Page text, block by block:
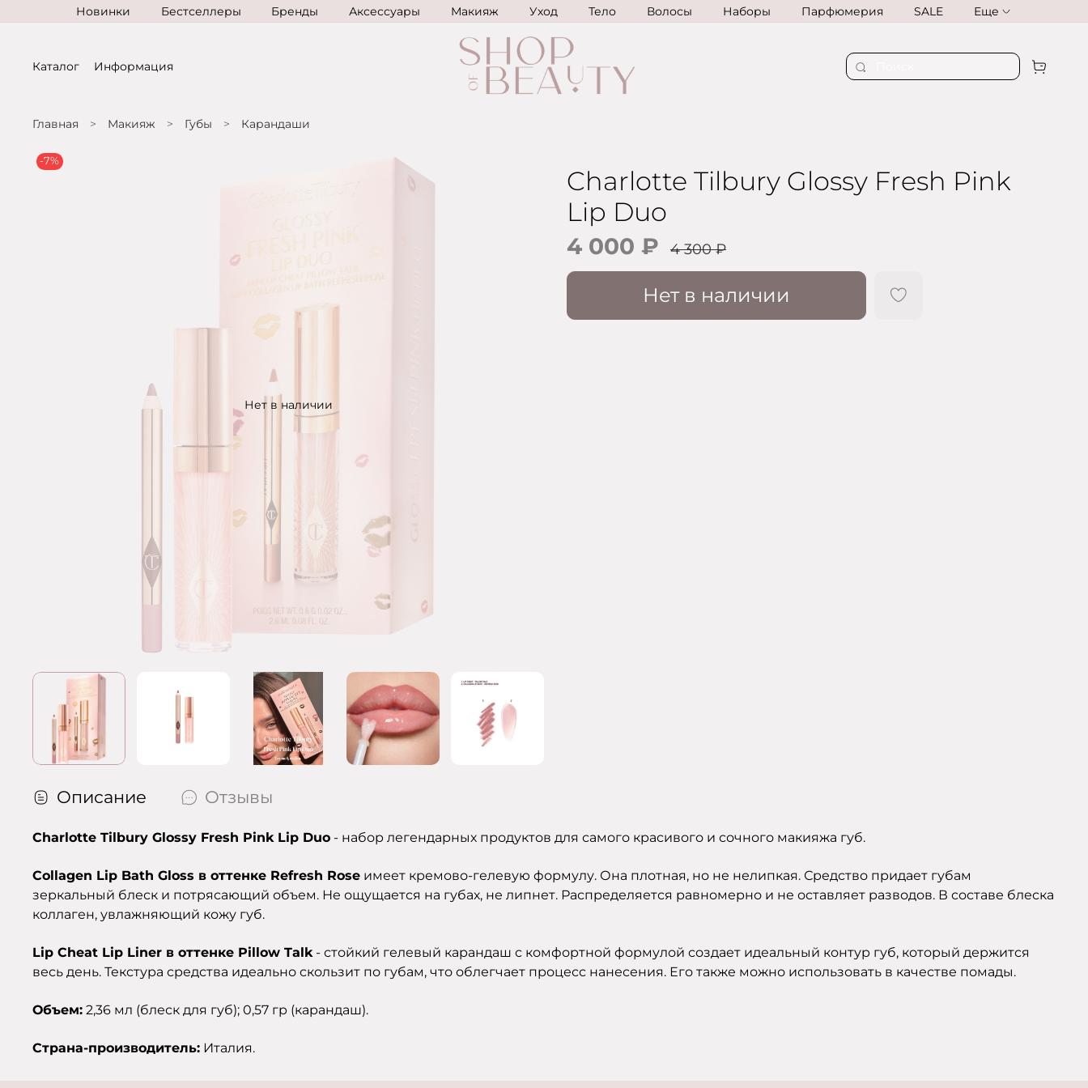
Новинки Бестселлеры Бренды Аксессуары Макияж Уход Тело Волосы Наборы Парфюмерия SALE Еще
Каталог Информация
Главная Макияж Губы Карандаши
Нет в наличии
-7%
Charlotte Tilbury Glossy Fresh Pink
Lip Duo
4 000 ₽ 4 300 ₽
Нет в наличии
Описание Отзывы
Charlotte Tilbury Glossy Fresh Pink Lip Duo - набор легендарных продуктов для самого красивого и сочного макияжа губ.
Collagen Lip Bath Gloss в оттенке Refresh Rose имеет кремово-гелевую формулу. Она плотная, но не нелипкая. Средство придает губам
зеркальный блеск и потрясающий объем. Не ощущается на губах, не липнет. Распределяется равномерно и не оставляет разводов. В составе блеска
коллаген, увлажняющий кожу губ.
Lip Cheat Lip Liner в оттенке Pillow Talk- стойкий гелевый карандаш с комфортной формулой создает идеальный контур губ, который держится
весь день. Текстура средства идеально скользит по губам, что облегчает процесс нанесения. Его также можно использовать в качестве помады.
Объем: 2,36 мл (блеск для губ); 0,57 гр (карандаш).
Страна-производитель: Италия.